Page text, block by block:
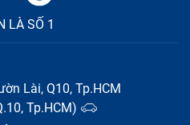
LÀ SỐ 1
Lài, Q10, Tp.HCM
Tp.HCM)